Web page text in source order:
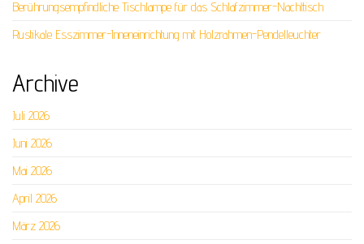
Berührungsempfindliche Tischlampe für das Schlafzimmer-Nachttisch
Rustikale Esszimmer-Inneneinrichtung mit Holzrahmen-Pendelleuchter
Archive
Juli 2026
Juni 2026
Mai 2026
April 2026
März 2026